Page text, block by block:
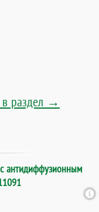
в раздел →
антидиффузионным